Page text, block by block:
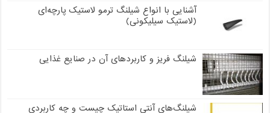
آشنایی با انواع شیلنگ ترمو لاستیک پارچه‌ای
(لاستیک سیلیکونی)
شیلنگ فریز و کاربردهای آن در صنایع غذایی
شیلنگ‌های آنتی استاتیک چیست و چه کاربردی